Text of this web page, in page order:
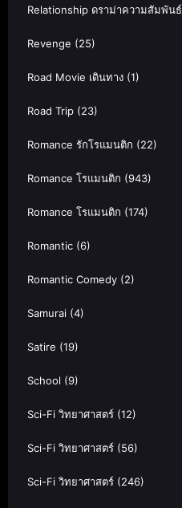
Relationship ดราม่าความสัมพันธ์
Revenge (25)
Road Movie เดินทาง (1)
Road Trip (23)
Romance รักโรแมนติก (22)
Romance โรแมนติก (943)
Romance โรแมนติก (174)
Romantic (6)
Romantic Comedy (2)
Samurai (4)
Satire (19)
School (9)
Sci-Fi วิทยาศาสตร์ (12)
Sci-Fi วิทยาศาสตร์ (56)
Sci-Fi วิทยาศาสตร์ (246)